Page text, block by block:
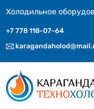
Холодильное
+7 778 118-07-64